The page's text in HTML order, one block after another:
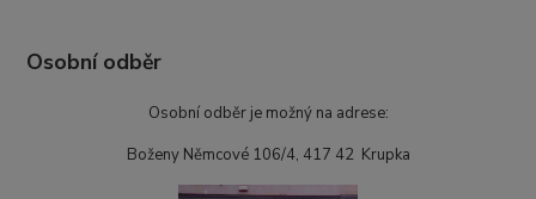
Osobní odběr
Osobní odběr je možný na adrese:
Boženy Němcové 106/4, 417 42 Krupka